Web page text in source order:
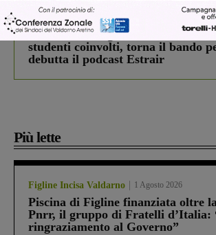
In vetrina 3 Agosto 2026
Estra Notizie agosto: Smart
studenti coinvolti, torna il bando
debutta il podcast Estrair
Più lette
Figline Incisa Valdarno 1 Agosto 2026
Piscina di Figline finanziata oltre
Pnrr, il gruppo di Fratelli d’Italia:
ringraziamento al Governo”